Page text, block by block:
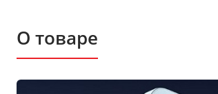
О товаре